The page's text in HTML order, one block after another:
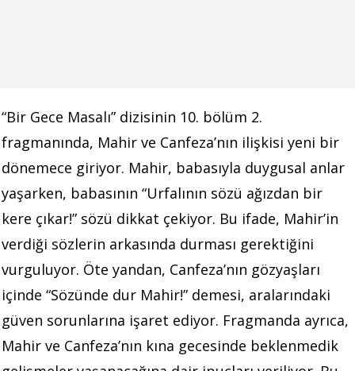
“Bir Gece Masalı” dizisinin 10. bölüm 2.
fragmanında, Mahir ve Canfeza’nın ilişkisi yeni bir
dönemece giriyor. Mahir, babasıyla duygusal anlar
yaşarken, babasının “Urfalının sözü ağızdan bir
kere çıkar!” sözü dikkat çekiyor. Bu ifade, Mahir’in
verdiği sözlerin arkasında durması gerektiğini
vurguluyor. Öte yandan, Canfeza’nın gözyaşları
içinde “Sözünde dur Mahir!” demesi, aralarındaki
güven sorunlarına işaret ediyor. Fragmanda ayrıca,
Mahir ve Canfeza’nın kına gecesinde beklenmedik